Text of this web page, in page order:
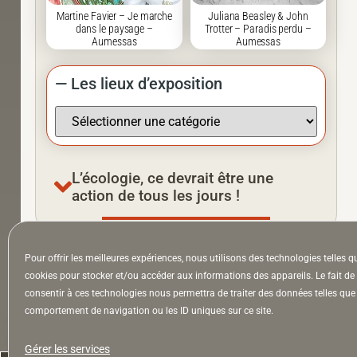
Pour offrir les meilleures expériences, nous utilisons des technologies telles
cookies pour stocker et/ou accéder aux informations des appareils. Le fait de
consentir à ces technologies nous permettra de traiter des données telles que
comportement de navigation ou les ID uniques sur ce site.
Gérer les services
Martine Favier – Je marche
dans le paysage –
Aumessas
Juliana Beasley & John
Trotter – Paradis perdu –
Aumessas
— Les lieux d’exposition
L’écologie, ce devrait être une
action de tous les jours !
À la Une Appel à auteurs Arts